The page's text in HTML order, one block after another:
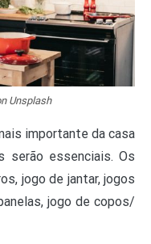
Unsplash
importante da casa
essenciais. Os
jogo de jantar, jogos
jogo de copos/